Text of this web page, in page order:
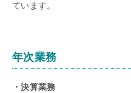
ています。
年次業務
・決算業務